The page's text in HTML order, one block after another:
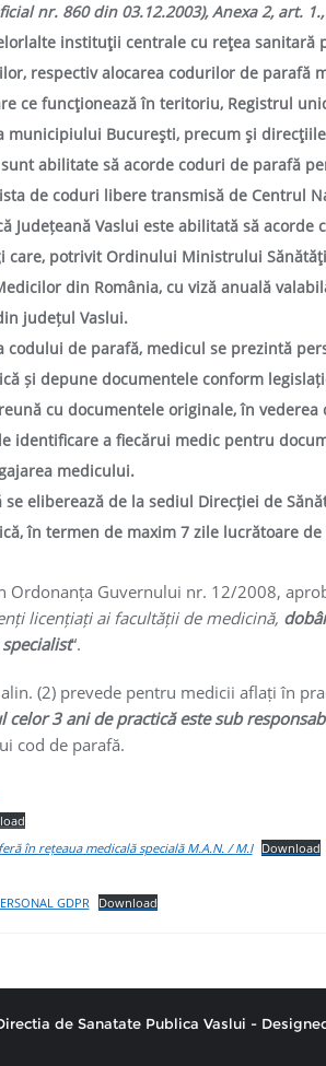
nr. 860 din 03.12.2003), Anexa 2, art.
instituţii centrale cu reţea sanitară
respectivalocarea codurilor de parafă
ce funcţionează în teritoriu, Registrul
municipiului Bucureşti, precum şi
abilitate să acorde coduri de parafă
de coduri libere transmisă de Centrul
Județeană Vaslui este abilitată să
care, potrivit Ordinului Ministrului
din România,cu viză anuală
județul Vaslui.
de parafă, medicul se prezintă
și depune documentele conform
cu documentele originale, în
identificare a fiecărui medic pentru
medicului.
eliberează de la sediul Direcției de
în termen de maxim 7 zile lucrătoare
Guvernului nr. 12/2008,
licențiați ai facultății de medicină,
“.
(2) prevede pentru medicii aflați în
3 ani de practică este sub
cod de parafă.
în rețeaua medicală specială M.A.N. / M.I
Download
GDPR
Download
de Sanatate Publica Vaslui -